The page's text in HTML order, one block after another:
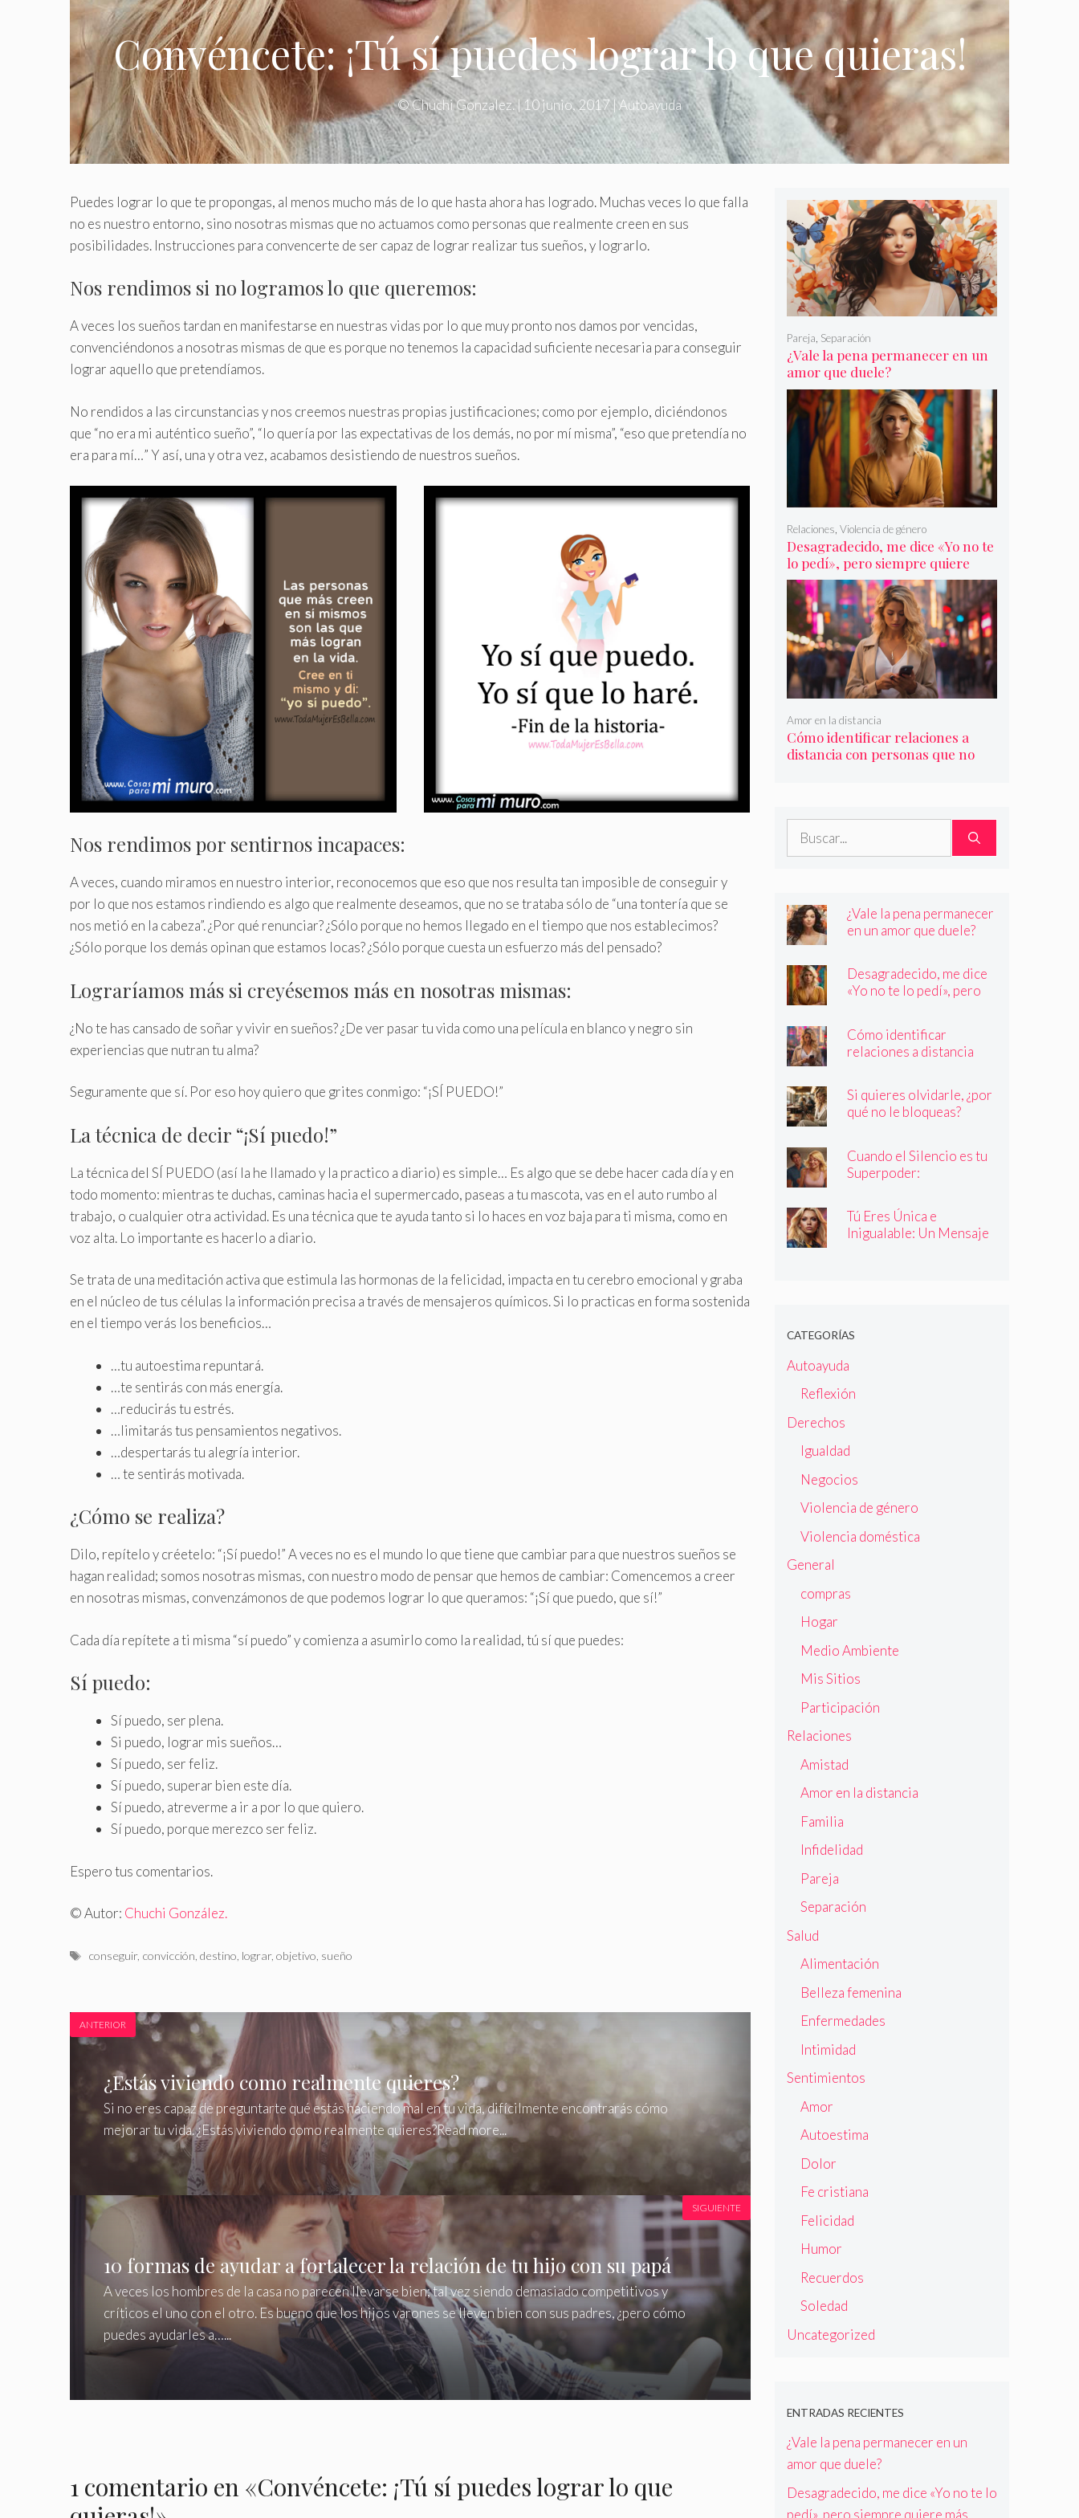
Convéncete: ¡Tú sí puedes lograr lo que quieras!
©Chuchi Gonzalez. |10 junio, 2017 |Autoayuda
Puedes lograr lo que te propongas, al menos mucho más de lo que hasta ahora has logrado. Muchas veces lo que falla
no es nuestro entorno, sino nosotras mismas que no actuamos como personas que realmente creen en sus
posibilidades. Instrucciones para convencerte de ser capaz de lograr realizar tus sueños, y lograrlo.
Nos rendimos si no logramos lo que queremos:
A veces los sueños tardan en manifestarse en nuestras vidas por lo que muy pronto nos damos por vencidas,
convenciéndonos a nosotras mismas de que es porque no tenemos la capacidad suficiente necesaria para conseguir
lograr aquello que pretendíamos.
No rendidos a las circunstancias y nos creemos nuestras propias justificaciones; como por ejemplo, diciéndonos
que “no era mi auténtico sueño”, “lo quería por las expectativas de los demás, no por mí misma”, “eso que pretendía no
era para mí…” Y así, una y otra vez, acabamos desistiendo de nuestros sueños.
Nos rendimos por sentirnos incapaces:
A veces, cuando miramos en nuestro interior, reconocemos que eso que nos resulta tan imposible de conseguir y
por lo que nos estamos rindiendo es algo que realmente deseamos, que no se trataba sólo de “una tontería que se
nos metió en la cabeza”. ¿Por qué renunciar? ¿Sólo porque no hemos llegado en el tiempo que nos establecimos?
¿Sólo porque los demás opinan que estamos locas? ¿Sólo porque cuesta un esfuerzo más del pensado?
Lograríamos más si creyésemos más en nosotras mismas:
¿No te has cansado de soñar y vivir en sueños? ¿De ver pasar tu vida como una película en blanco y negro sin
experiencias que nutran tu alma?
Seguramente que sí. Por eso hoy quiero que grites conmigo: “¡SÍ PUEDO!”
La técnica de decir “¡Sí puedo!”
La técnica del SÍ PUEDO (así la he llamado y la practico a diario) es simple… Es algo que se debe hacer cada día y en
todo momento: mientras te duchas, caminas hacia el supermercado, paseas a tu mascota, vas en el auto rumbo al
trabajo, o cualquier otra actividad. Es una técnica que te ayuda tanto si lo haces en voz baja para ti misma, como en
voz alta. Lo importante es hacerlo a diario.
Se trata de una meditación activa que estimula las hormonas de la felicidad, impacta en tu cerebro emocional y graba
en el núcleo de tus células la información precisa a través de mensajeros químicos. Si lo practicas en forma sostenida
en el tiempo verás los beneficios…
…tu autoestima repuntará.
…te sentirás con más energía.
…reducirás tu estrés.
…limitarás tus pensamientos negativos.
…despertarás tu alegría interior.
… te sentirás motivada.
¿Cómo se realiza?
Dilo, repítelo y créetelo: “¡Sí puedo!” A veces no es el mundo lo que tiene que cambiar para que nuestros sueños se
hagan realidad; somos nosotras mismas, con nuestro modo de pensar que hemos de cambiar: Comencemos a creer
en nosotras mismas, convenzámonos de que podemos lograr lo que queramos: “¡Sí que puedo, que sí!”
Cada día repítete a ti misma “sí puedo” y comienza a asumirlo como la realidad, tú sí que puedes:
Sí puedo:
Sí puedo, ser plena.
Si puedo, lograr mis sueños…
Sí puedo, ser feliz.
Sí puedo, superar bien este día.
Sí puedo, atreverme a ir a por lo que quiero.
Sí puedo, porque merezco ser feliz.
Espero tus comentarios.
© Autor: Chuchi González.
Etiquetas
conseguir, convicción ,destino lograr,objetivo sueño
ANTERIOR
¿Estás viviendo como realmente quieres?
Si no eres capaz de preguntarte qué estás haciendo mal en tu vida, difícilmente encontrarás cómo
mejorar tu vida. ¿Estás viviendo como realmente quieres?Read more...
10 formas de ayudar a fortalecer la relación de tu hijo con su papá
A veces los hombres de la casa no parecen llevarse bien; tal vez siendo demasiado competitivos y
críticos el uno con el otro. Es bueno que los hijos varones se lleven bien con sus padres, ¿pero cómo
puedes ayudarles a…...
SIGUIENTE
1 comentario en «Convéncete: ¡Tú sí puedes lograr lo que
¿Vale la pena permanecer en un
amor que duele?
Pareja, Separación
Desagradecido, me dice «Yo no te
lo pedí», pero siempre quiere
más
Relaciones Violencia de género
Cómo identificar relaciones a
distancia con personas que no
Amor en la distancia
Buscar:
¿Vale la pena permanecer
en un amor que duele?
Desagradecido, me dice
«Yo no te lo pedí», pero
Cómo identificar
relaciones a distancia
Si quieres olvidarle, ¿por
qué no le bloqueas?
Cuando el Silencio es tu
Superpoder:
de Callar
Tú Eres Única e
Inigualable: Un Mensaje
CATEGORÍAS
Autoayuda
Reflexión
Derechos
Igualdad
Negocios
Violencia de género
Violencia doméstica
General
compras
Hogar
Medio Ambiente
Mis Sitios
Participación
Relaciones
Amistad
Amor en la distancia
Familia
Infidelidad
Pareja
Separación
Salud
Alimentación
Belleza femenina
Enfermedades
Intimidad
Sentimientos
Amor
Autoestima
Dolor
Fe cristiana
Felicidad
Humor
Recuerdos
Soledad
Uncategorized
ENTRADAS RECIENTES
¿Vale la pena permanecer en un
amor que duele?
Desagradecido, me dice «Yo no te lo
pedí», pero siempre quiere más